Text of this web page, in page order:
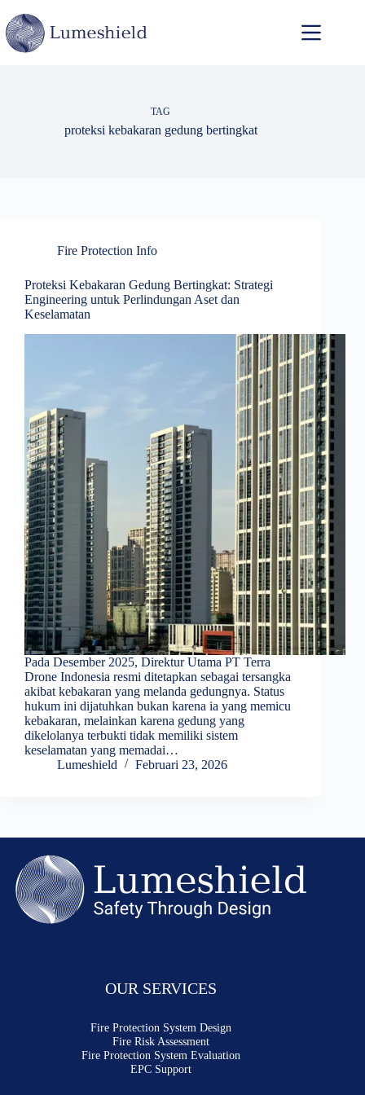
TAG
proteksi kebakaran gedung bertingkat
Fire Protection Info
Proteksi Kebakaran Gedung Bertingkat: Strategi
Engineering untuk Perlindungan Aset dan
Keselamatan
Pada Desember 2025, Direktur Utama PT Terra
Drone Indonesia resmi ditetapkan sebagai tersangka
akibat kebakaran yang melanda gedungnya. Status
hukum ini dijatuhkan bukan karena ia yang memicu
kebakaran, melainkan karena gedung yang
dikelolanya terbukti tidak memiliki sistem
keselamatan yang memadai…
Lumeshield
Februari 23, 2026
OUR SERVICES
Fire Protection System Design
Fire Risk Assessment
Fire Protection System Evaluation
EPC Support